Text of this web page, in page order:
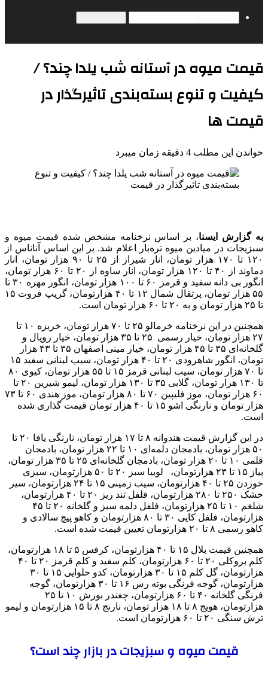
قیمت میوه در آستانه شب یلدا چند؟ /
کیفیت و تنوع بسته‌بندی‌ تاثیرگذار در
قیمت ها
خواندن این مطلب 4 دقیقه زمان میبرد
به گزارش ایسنا، بر اساس نرخنامه مشخص شده قیمت میوه و
سبزیجات در میادین میوه تره‌بار اعلام شد. بر این اساس آناناس از
۱۲۰ تا ۱۷۰ هزار تومان، انار شیراز از ۲۵ تا ۹۰ هزار تومان، انار
دماوند از ۴۰ تا ۱۲۰ هزار تومان، انار ساوه از ۲۰ تا ۶۰ هزار تومان،
انگور بی دانه سفید و قرمز ۶۰ تا ۱۰۰ هزار تومان، انگور مهره ۳۰ تا
۵۵ هزار تومان، پرتقال شمال ۱۲ تا ۴۰ هزارتومان، گریپ فروت ۱۵
تا ۲۵ هزار تومان و به ۲۰ تا ۶۰ هزار تومان است.
همچنین در این نرخنامه خرمالو ۲۵ تا ۷۰ هزار تومان، خربزه ۱۰ تا
۲۷ هزار تومان، خیار رسمی ۲۵ تا ۳۵ هزار تومان، خیار رویال و
گلخانه‌ای ۳۵ تا ۴۵ هزار تومان، خیار مینی اصفهان ۳۵ تا ۴۳ هزار
تومان، انگور شاهرودی ۲۰ تا ۴۰ هزار تومان، سیب لبنانی سفید ۱۵
تا ۷۰ هزار تومان، سیب لبنانی قرمز ۱۵ تا ۵۵ هزار تومان، کیوی ۸۰
تا ۱۳۰ هزار تومان، گلابی ۳۵ تا ۱۳۰ هزار تومان، لیمو شیرین ۲۰ تا
۶۰ هزار تومان، موز فلیپین ۷۰ تا ۸۰ هزار تومان، موز هندی ۶۰ تا ۷۳
هزار تومان و نارنگی اشو ۱۵ تا ۴۰ هزار تومان قیمت گذاری شده
است.
در این گزارش قیمت هندوانه ۸ تا ۱۷ هزار تومان، نارنگی یافا ۲۰ تا
۵۰ هزار تومان، بادمجان دلمه‌ای ۱۰ تا ۲۲ هزار تومان، بادمجان
قلمی ۱۰ تا ۲۰ هزار تومان، بادمجان گلخانه‌ای ۲۵ تا ۳۵ هزار تومان،
پیاز ۱۵ تا ۲۳ هزارتومان، لوبیا سبز ۲۰ تا ۵۰ هزارتومان، سبزی
خوردن ۲۵ تا ۴۰ هزارتومان، سیب زمینی ۱۵ تا ۲۴ هزارتومان، سیر
خشک ۲۵۰ تا ۲۸۰ هزارتومان، فلفل تند ریز ۲۰ تا ۴۰ هزارتومان،
شلغم ۱۰ تا ۲۵ هزارتومان، فلفل دلمه سبز و گلخانه ۲۰ تا ۴۵
هزارتومان، فلفل کایی ۳۰ تا ۸۰ هزارتومان و کاهو پیچ سالادی و
کاهو رسمی ۸ تا ۲۰ هزارتومان تعیین قیمت شده است.
همچنین قیمت بلال ۱۵ تا ۴۰ هزارتومان، کرفس ۵ تا ۱۸ هزارتومان،
کلم بروکلی ۲۰ تا ۶۰ هزارتومان، کلم سفید و کلم قرمز ۲۰ تا ۴۰
هزارتومان، گل کلم ۱۵ تا ۳۰ هزارتومان، کدو حلوایی ۱۵ تا ۳۰
هزارتومان، گوجه فرنگی بوته رس ۱۶ تا ۳۰ هزارتومان، گوجه
فرنگی گلخانه ۴۰ تا ۶۰ هزارتومان، چغندر بورش ۱۰ تا ۲۵
هزارتومان، هویج ۸ تا ۱۸ هزار تومان، نارنج ۸ تا ۱۵ هزارتومان و لیمو
ترش سنگی ۲۰ تا ۶۰ هزارتومان است.
قیمت میوه و سبزیجات در بازار چند است؟